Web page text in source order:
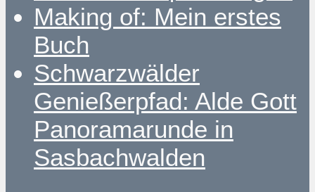
Making of: Mein erstes
Buch
Schwarzwälder
Genießerpfad: Alde Gott
Panoramarunde in
Sasbachwalden